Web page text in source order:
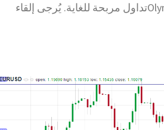
لتساعدك على تصوّر الخطوط الأفقية على منصة Olymp Tradeتداول مربحة للغاية. يُرجى إلقاء